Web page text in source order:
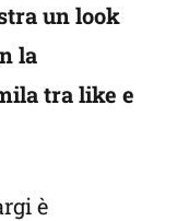
un look
la
tra like e
è